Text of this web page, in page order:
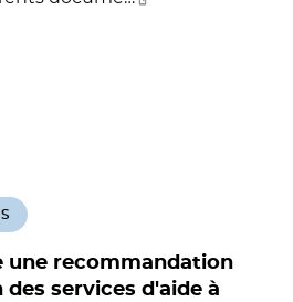
une recommandation
services d'aide à